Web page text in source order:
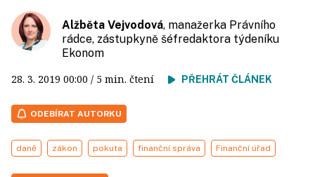
Alžběta Vejvodová, manažerka Právního
rádce, zástupkyně šéfredaktora týdeníku
Ekonom
28. 3. 2019 00:00 / 5 min. čtení PŘEHRÁT ČLÁNEK
ODEBÍRAT AUTORKU
daně zákon pokuta finanční správa Finanční úřad